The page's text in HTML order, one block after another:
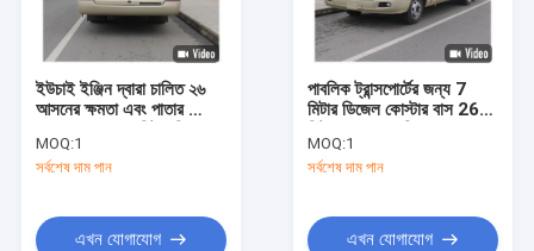
কারখানা পরিদর্শন
আমাদের সাথে যোগাযোগ
মামলা
ইউচাই ইঞ্জিন দ্বারা চালিত ২৬
আসনের ক্ষমতা এবং পাতার স্প্রিং
কোস্টার বাস
MOQ:1
সর্বশেষ দাম পান
এখন যোগাযোগ
পাবলিক ট্রান্সপোর্টের জন্য 7
মিটার ডিজেল কোস্টার বাস 26
MOQ:1
সর্বশেষ দাম পান
এখন যোগাযোগ